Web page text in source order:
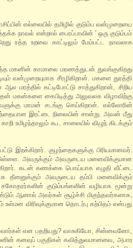
எல்லையில் தமிழில் குடும்ப வன்முறையை
நாவல் என்றால் பைரப்பாவின் ' ஒரு குடும்பம்
ரத்த உறவை காட்டிலும் மேம்பட்ட நாவலாக
மகனின் காமாலை மரணத்துடன் துவங்குகிறது
சீரழிகிறான். மகளை துரத்தி
மரத்தில் கட்டிபோட்டு சாத்துகிறான், சிறிய
மகன்களை கைபிடித்து அலுவலக விழாவிற்கு
மாமன் சடங்கு செய்கிறான். எல்லோரின்
இரட்டை நிலையின் சான்று. அவன் மீது
உமிழந்தாலும் கூட சாலையில் விழுந் கிடக்கும்
இறக்கிறார். குழந்தைகளுக்கு பிரியமானவர்.
அவருக்கும் அவருடைய மனைவிக்குமான
கடன் கணக்கை பொய்யாக எழுதி வீட்டை
தீனனுக்கும் அவருடைய தம்பி மனைவிக்கும்
குடும்பங்களின் வழியாக மூன்று
ஆனால் அவர்கள் சூழ்ச்சி மிகுந்தவர்களாக,
விரிவுக்குமான தொடர்பு கற்பிதம் என்பது
என பதறியது? வாசுகியோ, சின்னவனோ,
கனவுப் பகுதிகள் கவித்துவமானவை, அபார